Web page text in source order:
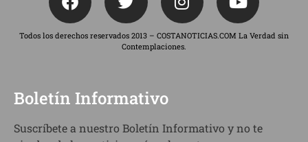
Todos los derechos reservados 2013 – COSTANOTICIAS.COM La Verdad sin
Contemplaciones.
Boletín Informativo
Suscríbete a nuestro Boletín Informativo y no te